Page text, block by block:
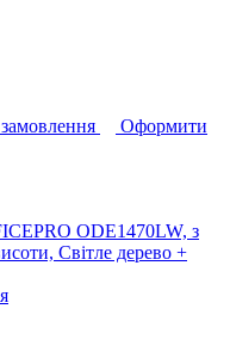
Оформити